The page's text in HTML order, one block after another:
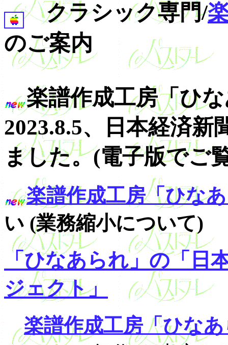
クラシック専門/
のご案内
楽譜作成工房「ひ
2023.8.5、日本経済
ました。(電子版でご
楽譜作成工房「ひな
い (業務縮小について)
「ひなあられ」の「日
ジェクト」
楽譜作成工房「ひな